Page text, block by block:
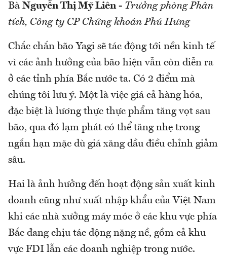
Bà Nguyễn Thị Mỹ Liên- Trưởng phòng Phân
tích, Công ty CP Chứng khoán Phú Hưng
Chắc chắn bão Yagi sẽ tác động tới nền kinh tế
vì các ảnh hưởng của bão hiện vẫn còn diễn ra
ở các tỉnh phía Bắc nước ta. Có 2 điểm mà
chúng tôi lưu ý. Một là việc giá cả hàng hóa,
đặc biệt là lương thực thực phẩm tăng vọt sau
bão, qua đó lạm phát có thể tăng nhẹ trong
ngắn hạn mặc dù giá xăng dầu điều chỉnh giảm
sâu.
Hai là ảnh hưởng đến hoạt động sản xuất kinh
doanh cũng như xuất nhập khẩu của Việt Nam
khi các nhà xưởng máy móc ở các khu vực phía
Bắc đang chịu tác động nặng nề, gồm cả khu
vực FDI lẫn các doanh nghiệp trong nước.